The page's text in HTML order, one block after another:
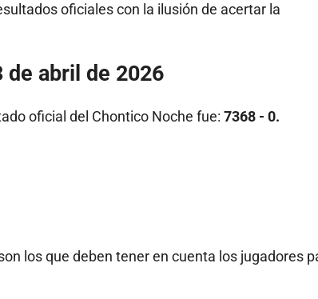
oficiales con la ilusión de acertar la
de abril de 2026
oficial del Chontico Noche fue: 7368 - 0.
los que deben tener en cuenta los jugadores